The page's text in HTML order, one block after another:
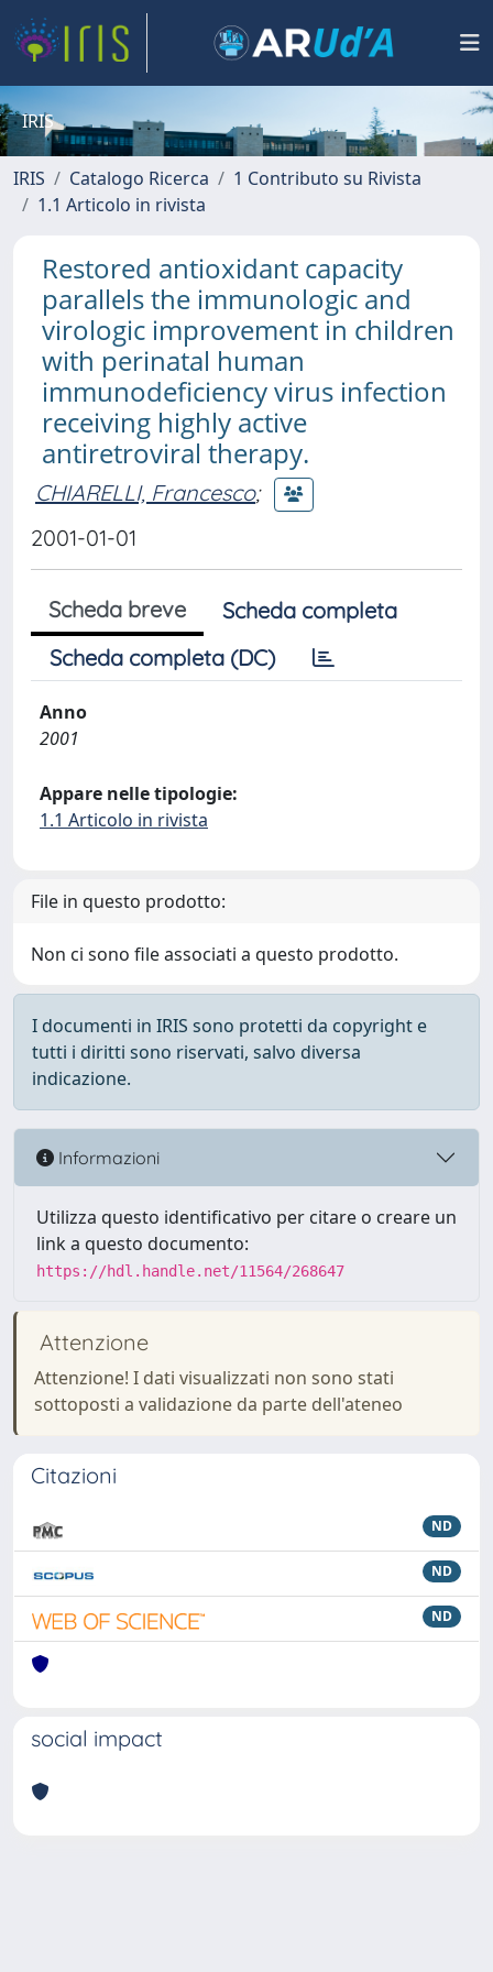
IRIS
IRIS Catalogo Ricerca
1 Contributo su Rivista
1.1 Articolo in rivista
Restored antioxidant capacity
parallels the immunologic and
virologic improvement in children
with perinatal human
immunodeficiency virus infection
receiving highly active
antiretroviral therapy.
CHIARELLI, Francesco;
2001-01-01
Scheda breve
Scheda completa
Scheda completa (DC)
Anno
2001
Appare nelle tipologie:
1.1 Articolo in rivista
File in questo prodotto:
Non ci sono file associati a questo prodotto.
I documenti in IRIS sono protetti da copyright e
tutti i diritti sono riservati, salvo diversa
indicazione.
Informazioni
Utilizza questo identificativo per citare o creare un
link a questo documento:
https://hdl.handle.net/11564/268647
Attenzione
Attenzione! I dati visualizzati non sono stati
sottoposti a validazione da parte dell'ateneo
Citazioni
ND
ND
ND
social impact